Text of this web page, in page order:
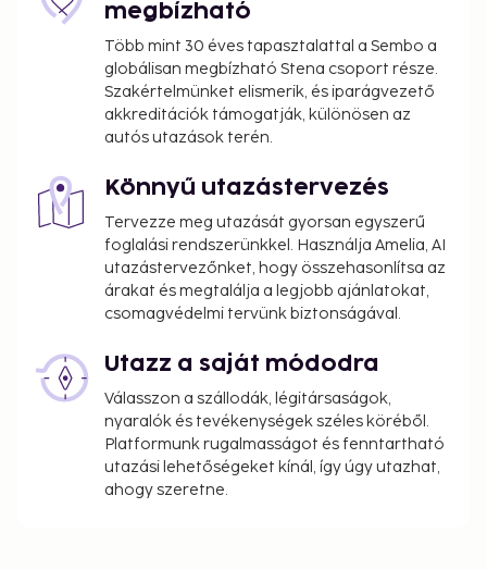
megbízható
Több mint 30 éves tapasztalattal a Sembo a
globálisan megbízható Stena csoport része.
Szakértelmünket elismerik, és iparágvezető
akkreditációk támogatják, különösen az
autós utazások terén.
Könnyű utazástervezés
Tervezze meg utazását gyorsan egyszerű
foglalási rendszerünkkel. Használja Amelia, AI
utazástervezőnket, hogy összehasonlítsa az
árakat és megtalálja a legjobb ajánlatokat,
csomagvédelmi tervünk biztonságával.
Utazz a saját módodra
Válasszon a szállodák, légitársaságok,
nyaralók és tevékenységek széles köréből.
Platformunk rugalmasságot és fenntartható
utazási lehetőségeket kínál, így úgy utazhat,
ahogy szeretne.